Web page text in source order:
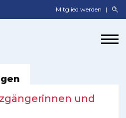
Mitglied werden
und